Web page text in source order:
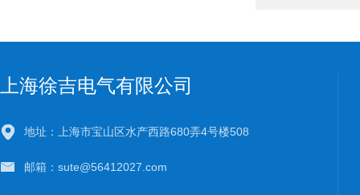
上海徐吉电气有限公司
地址：上海市宝山区水产西路680弄4号楼508
邮箱：sute@56412027.com